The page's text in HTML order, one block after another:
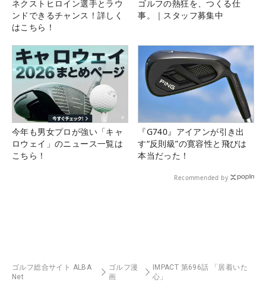
ネクストヒロイン選手とラウ
ンドできるチャンス！詳しく
はこちら！
ゴルフの熱狂を、つくる仕
事。｜スタッフ募集中
今年も男女プロが強い「キャ
ロウェイ」のニュース一覧は
こちら！
『G740』アイアンが引き出
す“反則級”の寛容性と飛びは
本当だった！
Recommended by
ゴルフ総合サイト ALBA
Net
ゴルフ漫
画
IMPACT 第696話 「居着いた
心」